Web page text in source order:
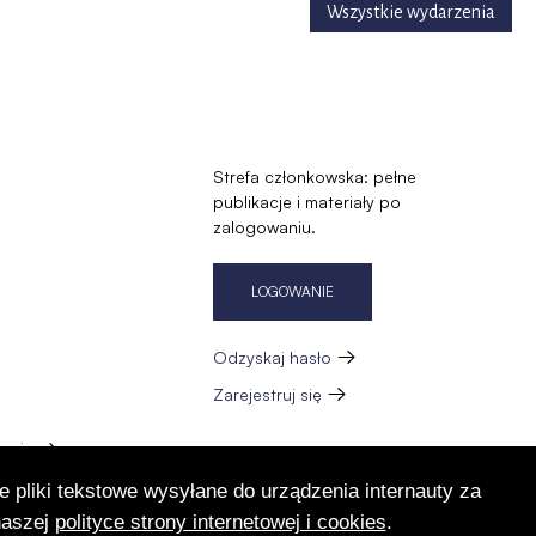
tekstowe wysyłane do urządzenia internauty za
polityce strony internetowej i cookies.
Wszystkie wydarzenia
Strefa członkowska: pełne
publikacje i materiały po
zalogowaniu.
LOGOWANIE
Odzyskaj hasło
Zarejestruj się